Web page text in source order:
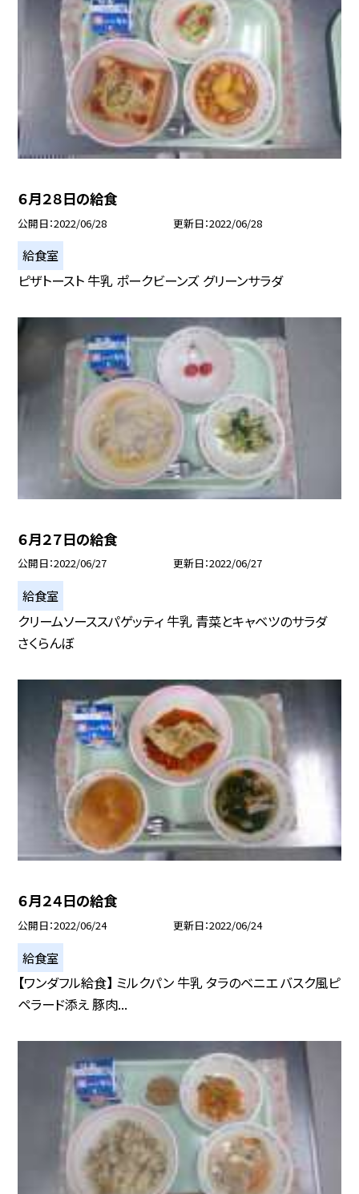
６月２８日の給食
公開日 2022/06/28 更新日 2022/06/28
給食室
ピザトースト 牛乳 ポークビーンズ グリーンサラダ
６月２７日の給食
公開日 2022/06/27 更新日 2022/06/27
給食室
クリームソーススパゲッティ 牛乳 青菜とキャベツのサラダ
さくらんぼ
６月２４日の給食
公開日 2022/06/24 更新日 2022/06/24
給食室
【ワンダフル給食】 ミルクパン 牛乳 タラのベニエ バスク風ピ
ペラード添え 豚肉...